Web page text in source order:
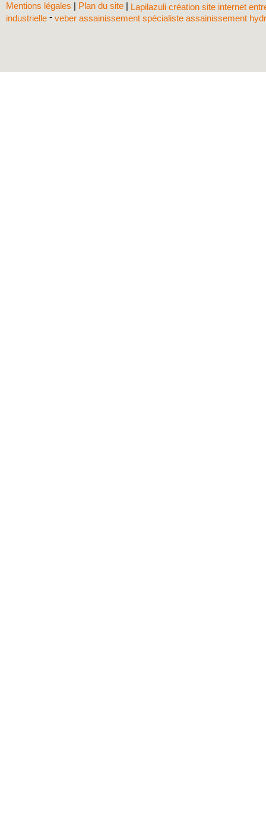
Mentions légales | Plan du site | Lapilazuli création site internet
industrielle - veber assainissement spécialiste assainissement